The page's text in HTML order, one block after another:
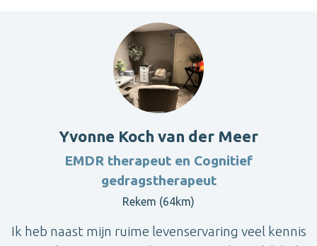
Yvonne Koch van der Meer
EMDR therapeut en Cognitief
gedragstherapeut
Rekem (64km)
Ik heb naast mijn ruime levenservaring veel kennis